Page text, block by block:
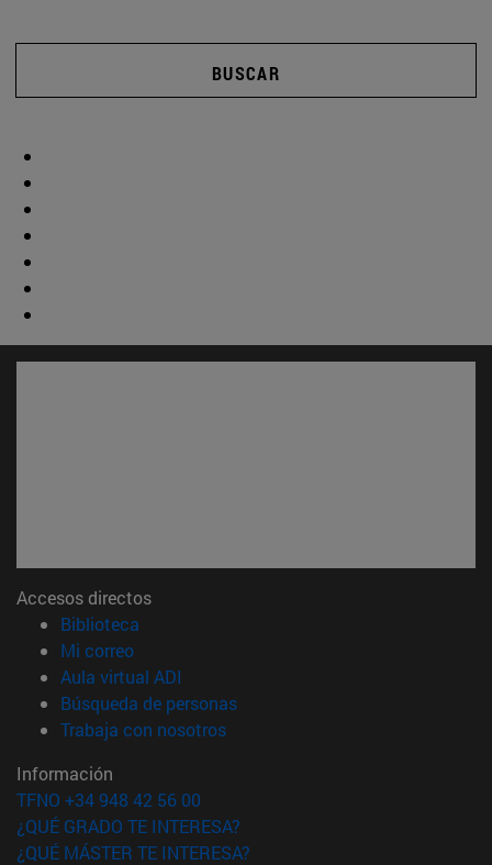
BUSCAR
Accesos directos
Biblioteca
Mi correo(abre en nueva ventana)
Aula virtual ADI
Búsqueda de personas(abre en nueva ventana)
Trabaja con nosotros(abre en nueva ventana)
Información
TFNO +34 948 42 56 00
¿QUÉ GRADO TE INTERESA?
¿QUÉ MÁSTER TE INTERESA?